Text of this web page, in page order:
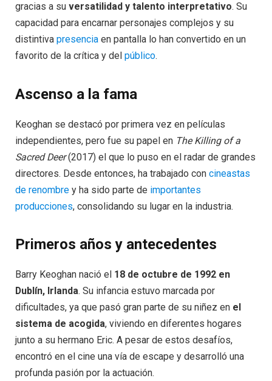
gracias a su versatilidad y talento interpretativo. Su
capacidad para encarnar personajes complejos y su
distintiva presencia en pantalla lo han convertido en un
favorito de la crítica y del público.
Ascenso a la fama
Keoghan se destacó por primera vez en películas
independientes, pero fue su papel en The Killing of a
Sacred Deer(2017) el que lo puso en el radar de grandes
directores. Desde entonces, ha trabajado con cineastas
de renombre y ha sido parte de importantes
producciones, consolidando su lugar en la industria.
Primeros años y antecedentes
Barry Keoghan nació el 18 de octubre de 1992 en
Dublín, Irlanda. Su infancia estuvo marcada por
dificultades, ya que pasó gran parte de su niñez en el
sistema de acogida, viviendo en diferentes hogares
junto a su hermano Eric. A pesar de estos desafíos,
encontró en el cine una vía de escape y desarrolló una
profunda pasión por la actuación.